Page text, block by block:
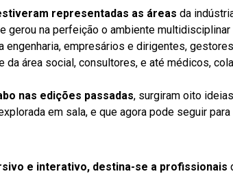
representadas as áreas da
gerou na perfeição o ambiente
engenharia, empresários e dirigentes,
área social, consultores, e até médicos,
nas edições passadas, surgiram oito
em sala, e que agora pode seguir
e interativo, destina-se a profissionais